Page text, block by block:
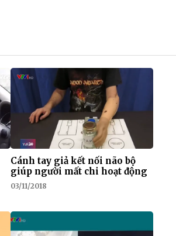
Cánh tay giả kết nối não bộ
giúp người mất chi hoạt động
03/11/2018